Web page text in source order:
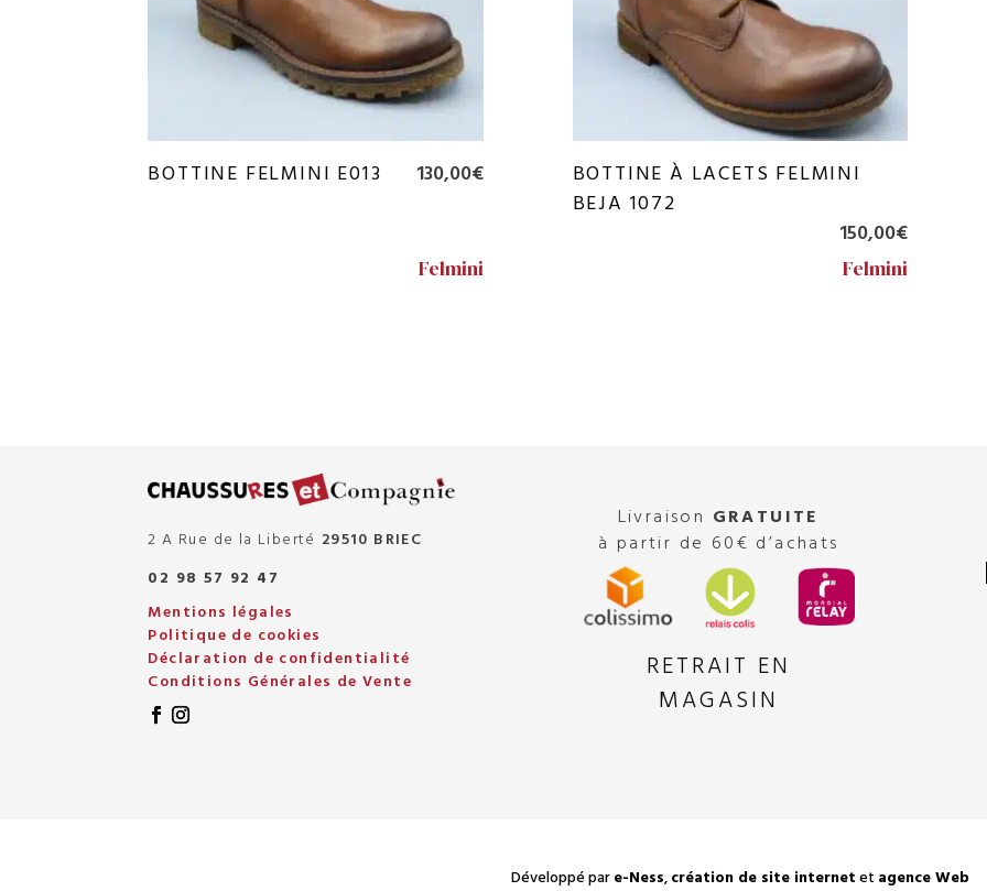
BOTTINE FELMINI E013 130,00€
Felmini
BOTTINE À LACETS FELMINI
BEJA 1072
150,00€
Felmini
2 A Rue de la Liberté 29510 BRIEC
02 98 57 92 47
Mentions légales
Politique de cookies
Déclaration de confidentialité
Conditions Générales de Vente
Livraison GRATUITE
à partir de 60€ d’achats
RETRAIT EN
MAGASIN
Développé pare-Ness,création de site internetet agence Web